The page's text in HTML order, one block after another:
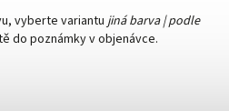
vyberte variantu jiná barva | podle
do poznámky v objenávce.